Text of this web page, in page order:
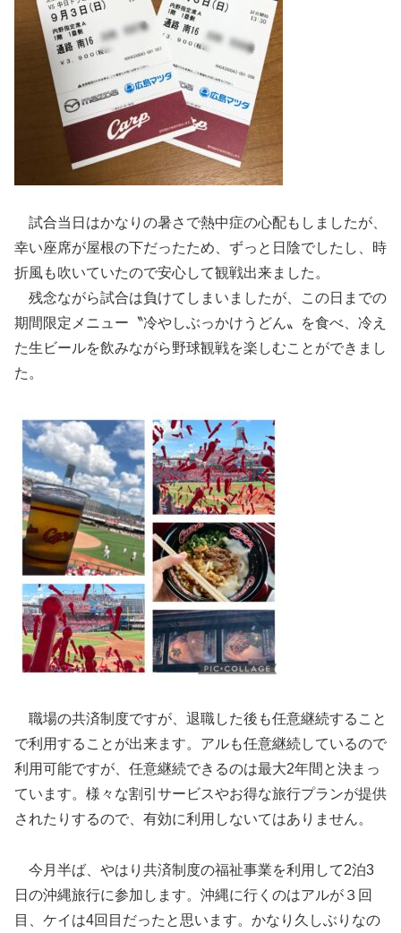
試合当日はかなりの暑さで熱中症の心配もしましたが、
幸い座席が屋根の下だったため、ずっと日陰でしたし、時
折風も吹いていたので安心して観戦出来ました。
残念ながら試合は負けてしまいましたが、この日までの
期間限定メニュー〝冷やしぶっかけうどん〟を食べ、冷え
た生ビールを飲みながら野球観戦を楽しむことができまし
た。
職場の共済制度ですが、退職した後も任意継続すること
で利用することが出来ます。アルも任意継続しているので
利用可能ですが、任意継続できるのは最大2年間と決まっ
ています。様々な割引サービスやお得な旅行プランが提供
されたりするので、有効に利用しないてはありません。
今月半ば、やはり共済制度の福祉事業を利用して2泊3
日の沖縄旅行に参加します。沖縄に行くのはアルが３回
目、ケイは4回目だったと思います。かなり久しぶりなの